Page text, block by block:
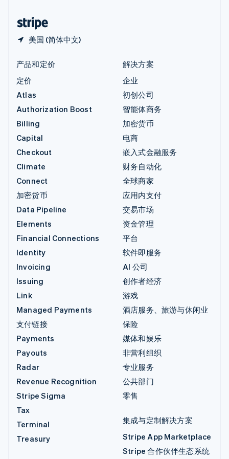
美国 (简体中文)
产品和定价
定价
Atlas
Authorization Boost
Billing
Capital
Checkout
Climate
Connect
加密货币
Data Pipeline
Elements
Financial Connections
Identity
Invoicing
Issuing
Link
Managed Payments
支付链接
Payments
Payouts
Radar
Revenue Recognition
Stripe Sigma
Tax
Terminal
Treasury
解决方案
企业
初创公司
智能体商务
加密货币
电商
嵌入式金融服务
财务自动化
全球商家
应用内支付
交易市场
资金管理
平台
软件即服务
AI 公司
创作者经济
游戏
酒店服务、旅游与休闲业
保险
媒体和娱乐
非营利组织
专业服务
公共部门
零售
集成与定制解决方案
Stripe App Marketplace
Stripe 合作伙伴生态系统